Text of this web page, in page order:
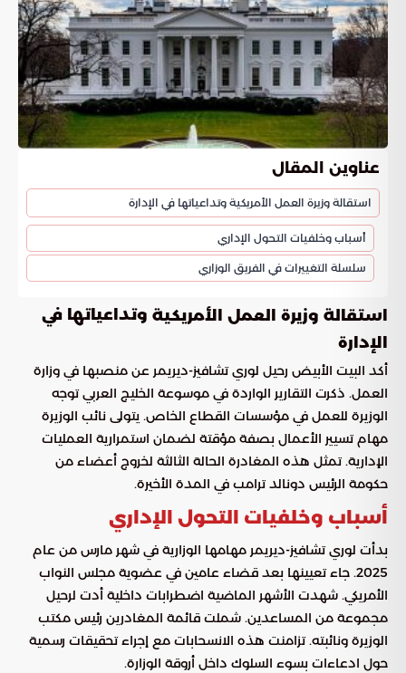
عناوين المقال
استقالة وزيرة العمل الأمريكية وتداعياتها في الإدارة
أسباب وخلفيات التحول الإداري
سلسلة التغييرات في الفريق الوزاري
استقالة وزيرة العمل الأمريكية وتداعياتها في
الإدارة
أكد البيت الأبيض رحيل لوري تشافيز-ديريمر عن منصبها في وزارة
العمل. ذكرت التقارير الواردة في موسوعة الخليج العربي توجه
الوزيرة للعمل في مؤسسات القطاع الخاص. يتولى نائب الوزيرة
مهام تسيير الأعمال بصفة مؤقتة لضمان استمرارية العمليات
الإدارية. تمثل هذه المغادرة الحالة الثالثة لخروج أعضاء من
حكومة الرئيس دونالد ترامب في المدة الأخيرة.
أسباب وخلفيات التحول الإداري
بدأت لوري تشافيز-ديريمر مهامها الوزارية في شهر مارس من عام
2025. جاء تعيينها بعد قضاء عامين في عضوية مجلس النواب
الأمريكي. شهدت الأشهر الماضية اضطرابات داخلية أدت لرحيل
مجموعة من المساعدين. شملت قائمة المغادرين رئيس مكتب
الوزيرة ونائبته. تزامنت هذه الانسحابات مع إجراء تحقيقات رسمية
حول ادعاءات بسوء السلوك داخل أروقة الوزارة.